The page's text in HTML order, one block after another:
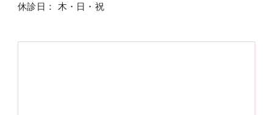
休診日： 木・日・祝